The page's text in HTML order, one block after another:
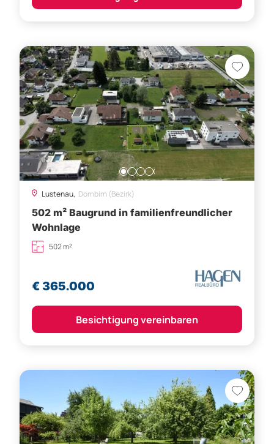
Lustenau, Dornbirn (Bezirk)
502 m² Baugrund in familienfreundlicher
Wohnlage
502 m²
€ 365.000
Besichtigung vereinbaren